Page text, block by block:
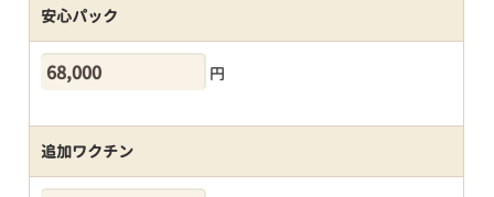
安心パック
円
追加ワクチン